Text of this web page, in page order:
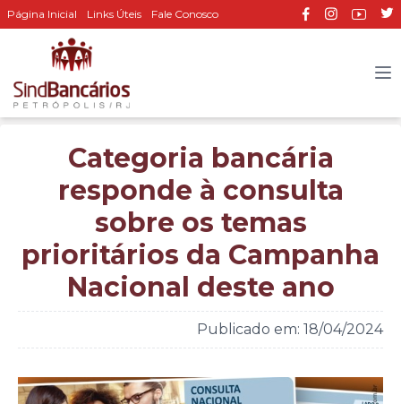
Página Inicial Links Úteis Fale Conosco
Categoria bancária
responde à consulta
sobre os temas
prioritários da Campanha
Nacional deste ano
Publicado em: 18/04/2024